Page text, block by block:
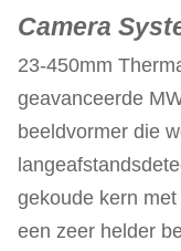
Camera
23-450mm
geavanceerde
beeldvormer die
gekoude kern
een zeer helder